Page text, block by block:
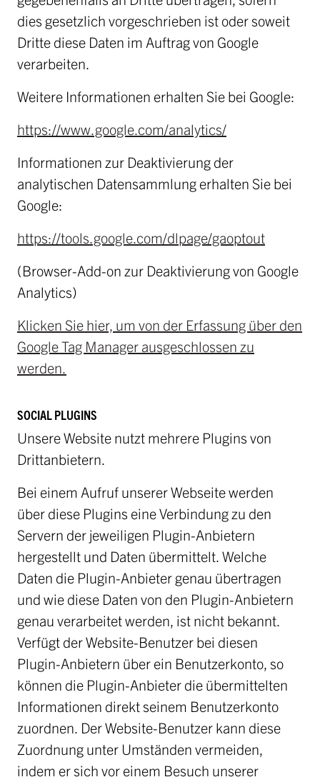
dies gesetzlich vorgeschrieben ist oder soweit
Dritte diese Daten im Auftrag von Google
verarbeiten.
Weitere Informationen erhalten Sie bei Google:
https://www.google.com/analytics/
Informationen zur Deaktivierung der
analytischen Datensammlung erhalten Sie bei
Google:
https://tools.google.com/dlpage/gaoptout
(Browser-Add-on zur Deaktivierung von Google
Analytics)
Klicken Sie hier, um von der Erfassung über den
Google Tag Manager ausgeschlossen zu
werden.
SOCIAL PLUGINS
Unsere Website nutzt mehrere Plugins von
Drittanbietern.
Bei einem Aufruf unserer Webseite werden
über diese Plugins eine Verbindung zu den
Servern der jeweiligen Plugin-Anbietern
hergestellt und Daten übermittelt. Welche
Daten die Plugin-Anbieter genau übertragen
und wie diese Daten von den Plugin-Anbietern
genau verarbeitet werden, ist nicht bekannt.
Verfügt der Website-Benutzer bei diesen
Plugin-Anbietern über ein Benutzerkonto, so
können die Plugin-Anbieter die übermittelten
Informationen direkt seinem Benutzerkonto
zuordnen. Der Website-Benutzer kann diese
Zuordnung unter Umständen vermeiden,
indem er sich vor einem Besuch unserer